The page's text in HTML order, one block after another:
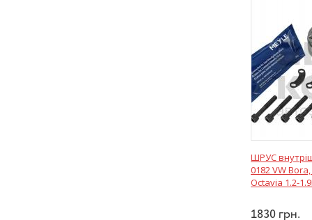
ШРУС
0182 VW
Octavia 1.2-
1830 грн.